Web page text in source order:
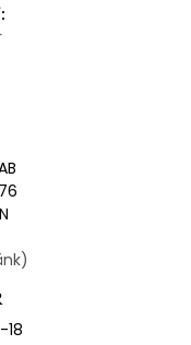
18